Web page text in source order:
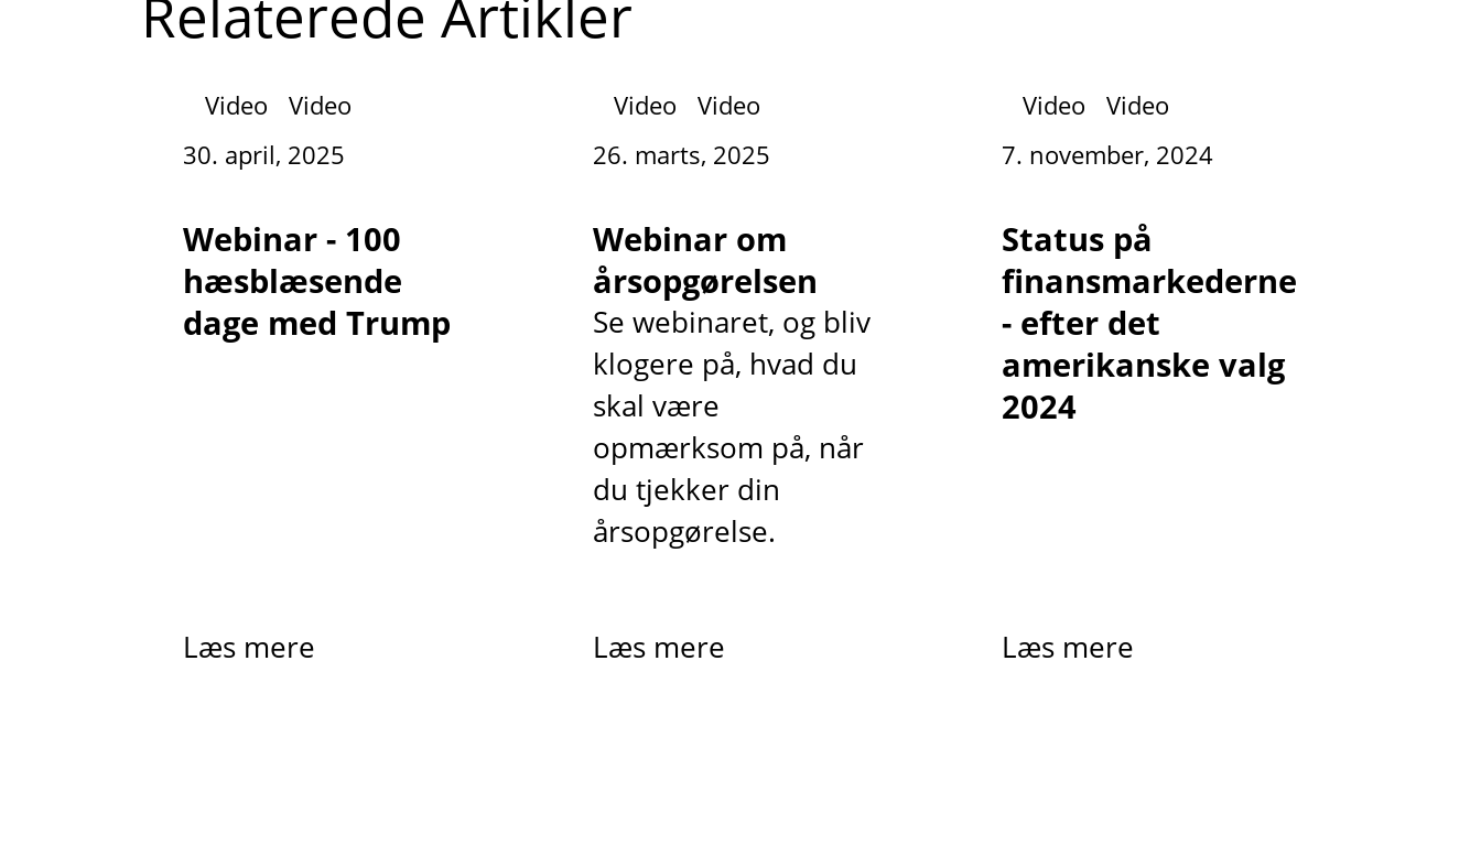
Video
Video
30. april, 2025
Webinar - 100
hæsblæsende
dage med Trump
Læs mere
Video
Video
26. marts, 2025
Webinar om
årsopgørelsen
Se webinaret, og bliv
klogere på, hvad du
skal være
opmærksom på, når
du tjekker din
årsopgørelse.
Læs mere
Video
Video
7. november, 2024
Status på
finansmarkederne
- efter det
amerikanske valg
2024
Læs mere